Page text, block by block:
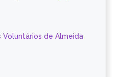
Voluntários de Almeida